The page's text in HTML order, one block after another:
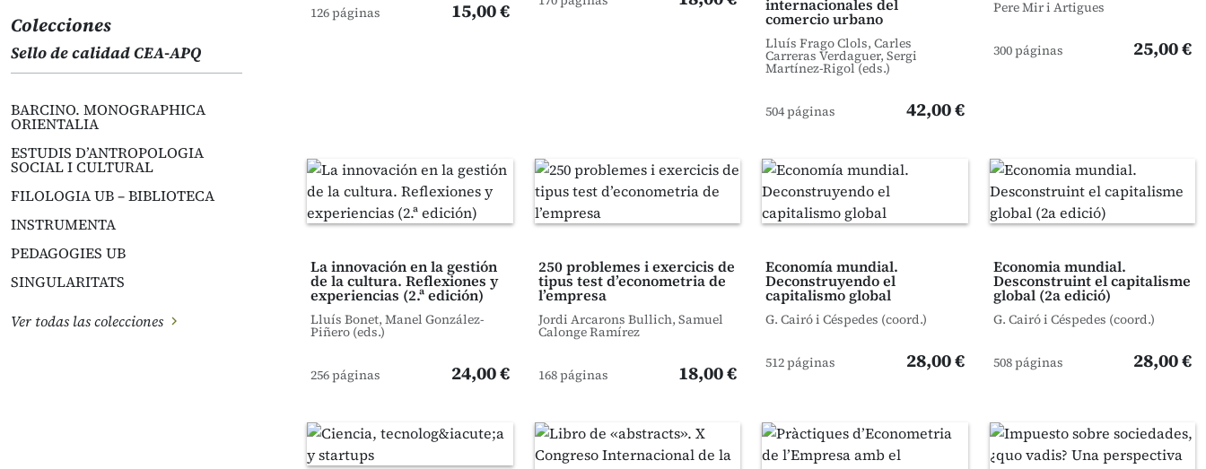
Colecciones
Sello de calidad CEA-APQ
BARCINO. MONOGRAPHICA
ORIENTALIA
ESTUDIS D’ANTROPOLOGIA
SOCIAL I CULTURAL
FILOLOGIA UB – BIBLIOTECA
INSTRUMENTA
PEDAGOGIES UB
SINGULARITATS
Ver todas las colecciones
126 páginas 15,00 € internacionales del
comercio urbano
Lluís Frago Clols, Carles
Carreras Verdaguer, Sergi
Martínez-Rigol (eds.)
504 páginas 42,00 €
Pere Mir i Artigues
300 páginas 25,00 €
La innovación en la gestión
de la cultura. Reflexiones y
experiencias (2.ª edición)
Lluís Bonet, Manel González-
Piñero (eds.)
256 páginas 24,00 €
250 problemes i exercicis de
tipus test d’econometria de
l’empresa
Jordi Arcarons Bullich, Samuel
Calonge Ramírez
168 páginas 18,00 €
Economía mundial.
Deconstruyendo el
capitalismo global
G. Cairó i Céspedes (coord.)
512 páginas 28,00 €
Economia mundial.
Desconstruint el capitalisme
global (2a edició)
G. Cairó i Céspedes (coord.)
508 páginas 28,00 €